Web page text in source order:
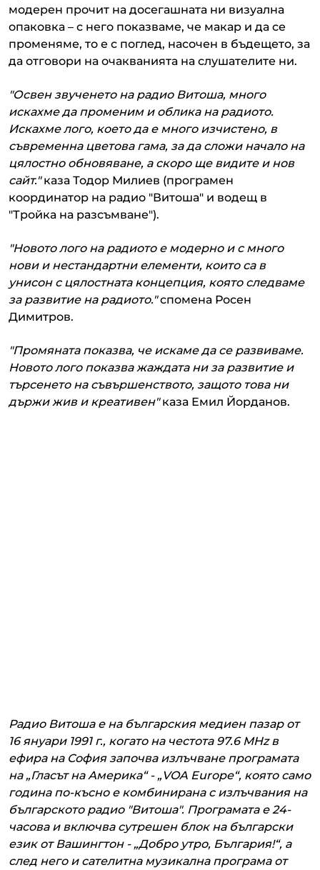
модерен прочит на досегашната ни визуална
опаковка – с него показваме, че макар и да се
променяме, то е с поглед, насочен в бъдещето, за
да отговори на очакванията на слушателите ни.
"Освен звученето на радио Витоша, много
искахме да променим и облика на радиото.
Искахме лого, което да е много изчистено, в
съвременна цветова гама, за да сложи начало на
цялостно обновяване, а скоро ще видите и нов
сайт."каза Тодор Милиев (програмен
координатор на радио "Витоша" и водещ в
"Тройка на разсъмване").
"Новото лого на радиото е модерно и с много
нови и нестандартни елементи, които са в
унисон с цялостната концепция, която следваме
за развитие на радиото."спомена Росен
Димитров.
"Промяната показва, че искаме да се развиваме.
Новото лого показва жаждата ни за развитие и
търсенето на съвършенството, защото това ни
държи жив и креативен"каза Емил Йорданов.
Радио Витоша е на българския медиен пазар от
16 януари 1991 г., когато на честота 97.6 MHz в
ефира на София започва излъчване програмата
на „Гласът на Америка“ - „VOA Europe“, която само
година по-късно е комбинирана с излъчвания на
българското радио "Витоша". Програмата е 24-
часова и включва сутрешен блок на български
език от Вашингтон - „Добро утро, България!“, а
след него и сателитна музикална програма от